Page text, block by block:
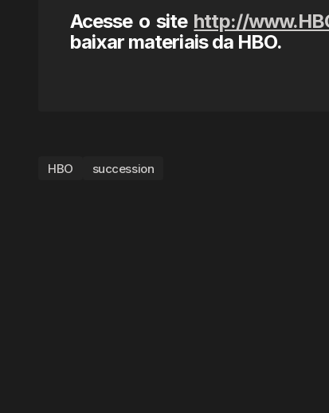
Acesse o site http://
baixar materiais da HBO.
HBO succession